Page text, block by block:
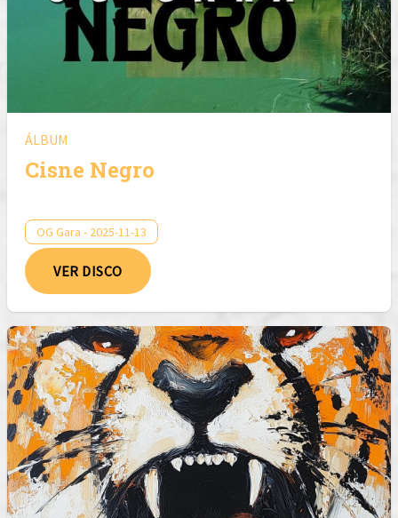
ÁLBUM
Cisne Negro
OG Gara - 2025-11-13
VER DISCO